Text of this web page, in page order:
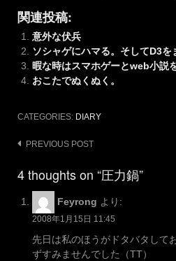
関連投稿:
意外な伏兵
ソシャゲにハマる。そしてD3を
暇な時はスマホゲーとweb小説を
おこたでぬくぬく。
CATEGORIES: DIARY
Post
PREVIOUS POST
4 thoughts on “圧力鍋”
Feyrong より:
2008年1月15日 11:45
先日は私のほうがドタバタして
ずすみませんでした（TT）